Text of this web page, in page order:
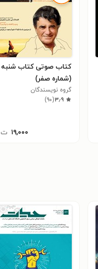
کتاب صوتی کتاب شنبه
(شماره صفر)
گروه نویسندگان
۳٫۹(۹۰)
۱۹,۰۰۰ ت